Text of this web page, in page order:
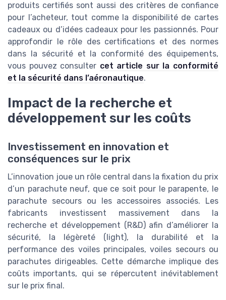
produits certifiés sont aussi des critères de confiance
pour l’acheteur, tout comme la disponibilité de cartes
cadeaux ou d’idées cadeaux pour les passionnés. Pour
approfondir le rôle des certifications et des normes
dans la sécurité et la conformité des équipements,
vous pouvez consulter cet article sur la conformité
et la sécurité dans l’aéronautique.
Impact de la recherche et
développement sur les coûts
Investissement en innovation et
conséquences sur le prix
L’innovation joue un rôle central dans la fixation du prix
d’un parachute neuf, que ce soit pour le parapente, le
parachute secours ou les accessoires associés. Les
fabricants investissent massivement dans la
recherche et développement (R&D) afin d’améliorer la
sécurité, la légèreté (light), la durabilité et la
performance des voiles principales, voiles secours ou
parachutes dirigeables. Cette démarche implique des
coûts importants, qui se répercutent inévitablement
sur le prix final.